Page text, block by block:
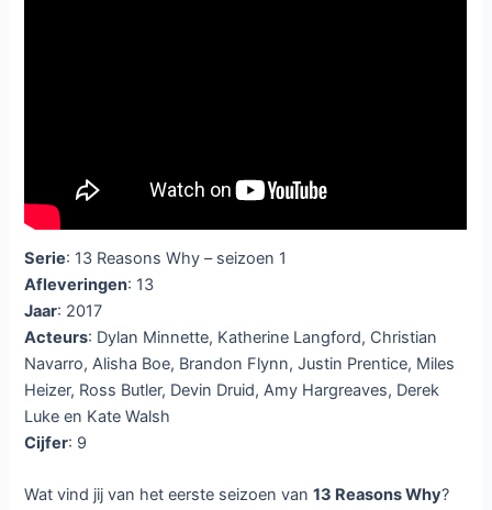
Serie: 13 Reasons Why – seizoen 1
Afleveringen: 13
Jaar: 2017
Acteurs: Dylan Minnette, Katherine Langford, Christian
Navarro, Alisha Boe, Brandon Flynn, Justin Prentice, Miles
Heizer, Ross Butler, Devin Druid, Amy Hargreaves, Derek
Luke en Kate Walsh
Cijfer: 9
Wat vind jij van het eerste seizoen van13 Reasons Why?